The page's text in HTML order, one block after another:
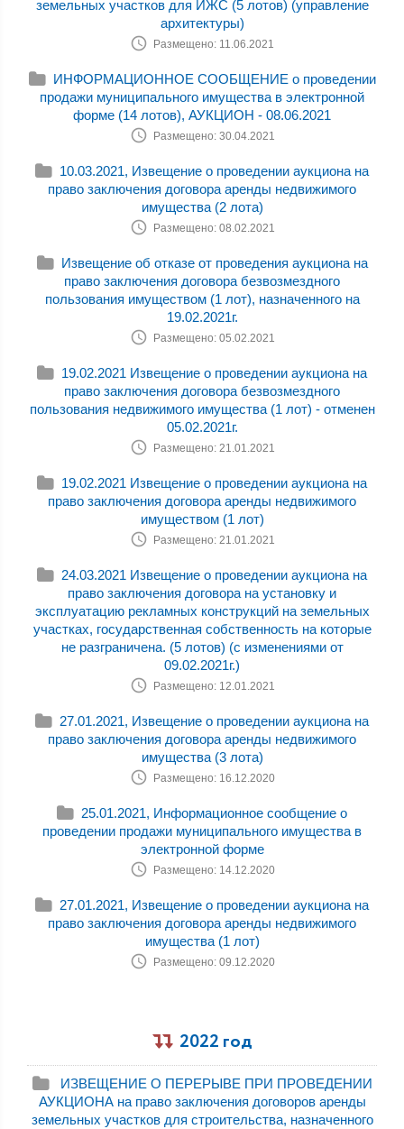
земельных участков для ИЖС (5 лотов) (управление
архитектуры)
Размещено: 11.06.2021
ИНФОРМАЦИОННОЕ СООБЩЕНИЕ о проведении
продажи муниципального имущества в электронной
форме (14 лотов), АУКЦИОН - 08.06.2021
Размещено: 30.04.2021
10.03.2021, Извещение о проведении аукциона на
право заключения договора аренды недвижимого
имущества (2 лота)
Размещено: 08.02.2021
Извещение об отказе от проведения аукциона на
право заключения договора безвозмездного
пользования имуществом (1 лот), назначенного на
19.02.2021г.
Размещено: 05.02.2021
19.02.2021 Извещение о проведении аукциона на
право заключения договора безвозмездного
пользования недвижимого имущества (1 лот) - отменен
05.02.2021г.
Размещено: 21.01.2021
19.02.2021 Извещение о проведении аукциона на
право заключения договора аренды недвижимого
имуществом (1 лот)
Размещено: 21.01.2021
24.03.2021 Извещение о проведении аукциона на
право заключения договора на установку и
эксплуатацию рекламных конструкций на земельных
участках, государственная собственность на которые
не разграничена. (5 лотов) (с изменениями от
09.02.2021г.)
Размещено: 12.01.2021
27.01.2021, Извещение о проведении аукциона на
право заключения договора аренды недвижимого
имущества (3 лота)
Размещено: 16.12.2020
25.01.2021, Информационное сообщение о
проведении продажи муниципального имущества в
электронной форме
Размещено: 14.12.2020
27.01.2021, Извещение о проведении аукциона на
право заключения договора аренды недвижимого
имущества (1 лот)
Размещено: 09.12.2020
2022 год
ИЗВЕЩЕНИЕ О ПЕРЕРЫВЕ ПРИ ПРОВЕДЕНИИ
АУКЦИОНА на право заключения договоров аренды
земельных участков для строительства, назначенного